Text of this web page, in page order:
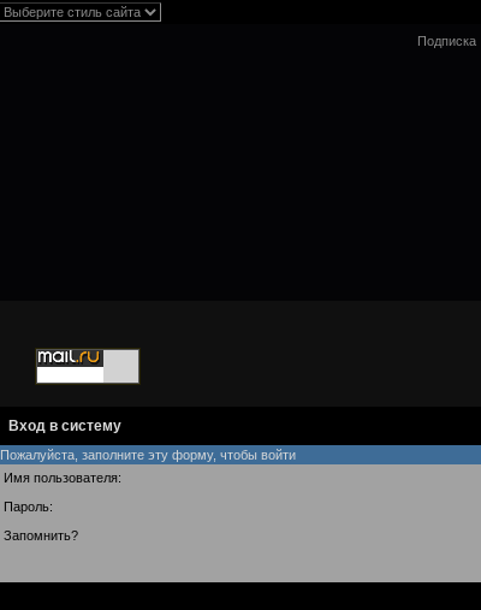
Подписка
Вход в систему
Пожалуйста, заполните эту форму, чтобы войти
Имя пользователя:
Пароль:
Запомнить?